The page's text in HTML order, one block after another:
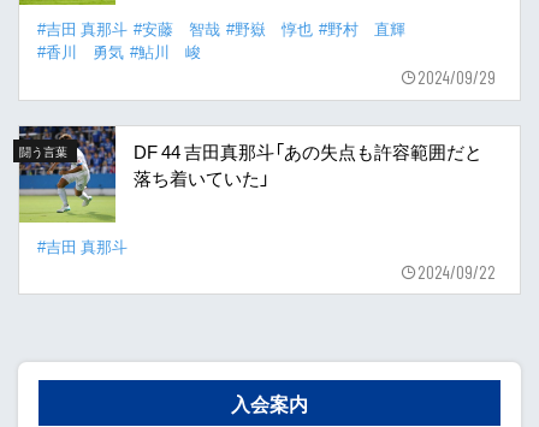
#吉田 真那斗 #安藤 智哉 #野嶽 惇也 #野村 直輝
#香川 勇気 #鮎川 峻
2024/09/29
闘う言葉
DF 44 吉田真那斗「あの失点も許容範囲だと
落ち着いていた」
#吉田 真那斗
2024/09/22
入会案内